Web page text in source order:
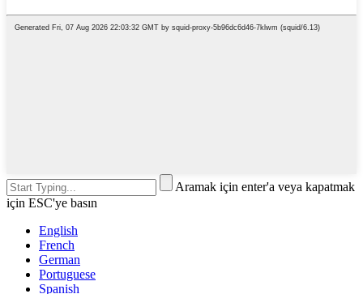
Aramak için enter'a veya kapatmak
için ESC'ye basın
English
French
German
Portuguese
Spanish